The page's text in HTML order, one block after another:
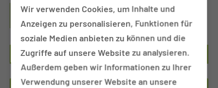
FORT- UND
WEITERBILDUNGSZENTRUM
Wir verwenden Cookies, um Inhalte und
Anzeigen zu personalisieren, Funktionen für
soziale Medien anbieten zu können und die
Zugriffe auf unsere Website zu analysieren.
Außerdem geben wir Informationen zu Ihrer
Verwendung unserer Website an unsere